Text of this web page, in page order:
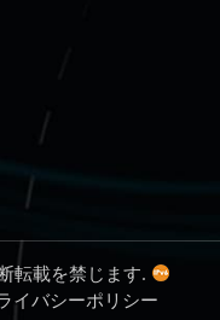
転載を禁じます.
イバシーポリシー